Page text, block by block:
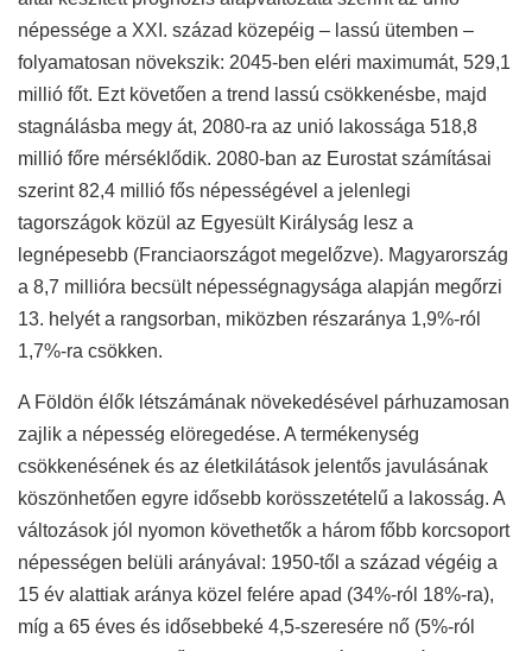
népessége a XXI . század közepéig – lassú ütemben –
folyamatosan növekszik: 2045-ben eléri maximumát, 529,1
millió főt. Ezt követően a trend lassú csökkenésbe, majd
stagnálásba megy át, 2080-ra az unió lakossága 518,8
millió főre mérséklődik. 2080-ban az Eurostat számításai
szerint 82,4 millió fős népességével a jelenlegi
tagországok közül az Egyesült Királyság lesz a
legnépesebb (Franciaországot megelőzve). Magyarország
a 8,7 millióra becsült népességnagysága alapján megőrzi
13. helyét a rangsorban, miközben részaránya 1,9%-ról
1,7%-ra csökken.
A Földön élők létszámának növekedésével párhuzamosan
zajlik a népesség elöregedése. A termékenység
csökkenésének és az életkilátások jelentős javulásának
köszönhetően egyre idősebb korösszetételű a lakosság. A
változások jól nyomon követhetők a három főbb korcsoport
népességen belüli arányával: 1950-től a század végéig a
15 év alattiak aránya közel felére apad (34%-ról 18%-ra),
míg a 65 éves és idősebbeké 4,5-szeresére nő (5%-ról